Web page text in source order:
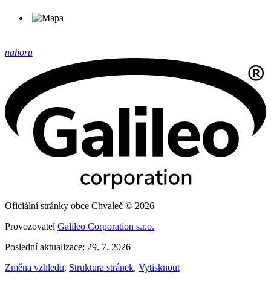
nahoru
Oficiální stránky obce Chvaleč © 2026
Provozovatel Galileo Corporation s.r.o.
Poslední aktualizace: 29. 7. 2026
Změna vzhledu, Struktura stránek, Vytisknout